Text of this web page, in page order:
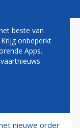
Astana plaatst
nieuwe order
beste van
onbeperkt
Apps.